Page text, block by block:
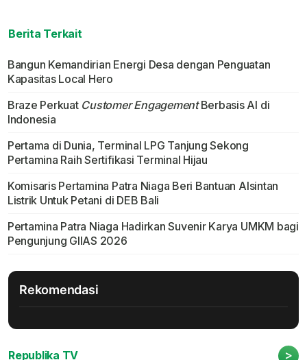
Berita Terkait
Bangun Kemandirian Energi Desa dengan Penguatan
Kapasitas Local Hero
Braze Perkuat Customer EngagementBerbasis AI di
Indonesia
Pertama di Dunia, Terminal LPG Tanjung Sekong
Pertamina Raih Sertifikasi Terminal Hijau
Komisaris Pertamina Patra Niaga Beri Bantuan Alsintan
Listrik Untuk Petani di DEB Bali
Pertamina Patra Niaga Hadirkan Suvenir Karya UMKM bagi
Pengunjung GIIAS 2026
Rekomendasi
Republika TV >